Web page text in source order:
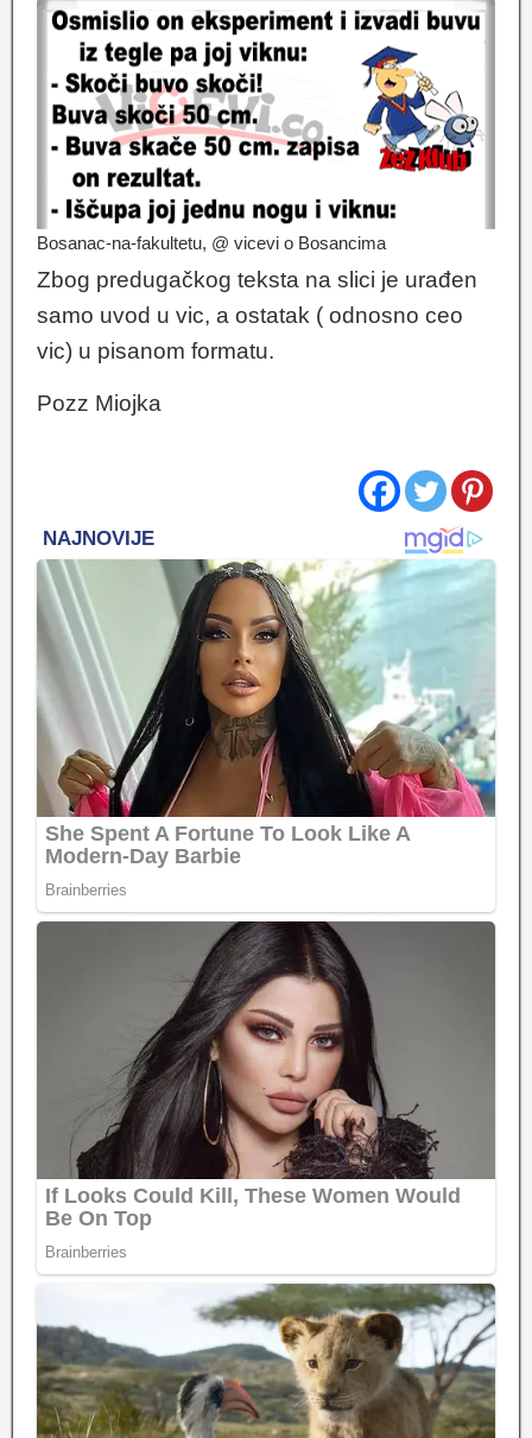
Bosanac-na-fakultetu, @ vicevi o Bosancima
Zbog predugačkog teksta na slici je urađen
samo uvod u vic, a ostatak ( odnosno ceo
vic) u pisanom formatu.
Pozz Miojka